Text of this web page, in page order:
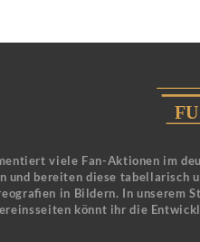
viele Fan-Aktionen im
und bereiten diese tabellarisch
in Bildern. In
könnt ihr die